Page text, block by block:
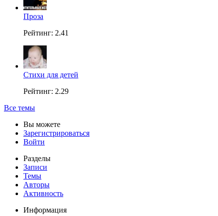
Проза
Рейтинг: 2.41
Стихи для детей
Рейтинг: 2.29
Все темы
Вы можете
Зарегистрироваться
Войти
Разделы
Записи
Темы
Авторы
Активность
Информация